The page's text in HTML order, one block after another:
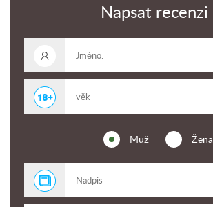
Napsat recenzi
Muž Žena